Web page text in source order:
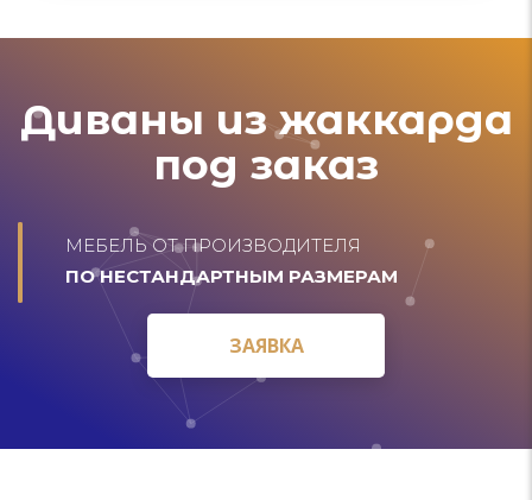
Диваны из жаккарда
под заказ
МЕБЕЛЬ ОТ ПРОИЗВОДИТЕЛЯ
ПО НЕСТАНДАРТНЫМ РАЗМЕРАМ
ЗАЯВКА
ЗАЯВКА